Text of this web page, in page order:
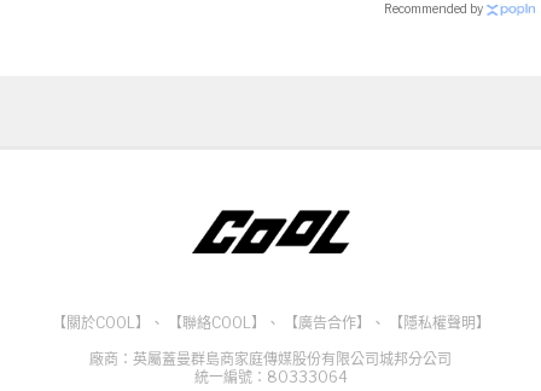
Recommended by
【關於COOL】 、 【聯絡COOL】 、 【廣告合作】 、
【隱私權聲明】
廠商：英屬蓋曼群島商家庭傳媒股份有限公司城邦分公司
統一編號：80333064